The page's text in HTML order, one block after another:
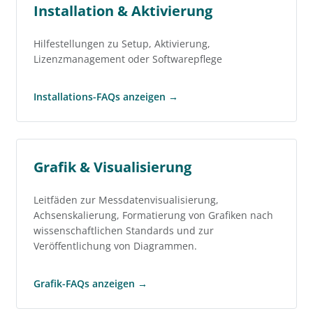
Installation & Aktivierung
Hilfestellungen zu Setup, Aktivierung,
Lizenzmanagement oder Softwarepflege
Installations-FAQs anzeigen →
Grafik & Visualisierung
Leitfäden zur Messdatenvisualisierung,
Achsenskalierung, Formatierung von Grafiken nach
wissenschaftlichen Standards und zur
Veröffentlichung von Diagrammen.
Grafik-FAQs anzeigen →